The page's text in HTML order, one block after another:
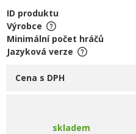
ID produktu
Výrobce
Minimální počet hráčů
Jazyková verze
Cena s DPH
skladem